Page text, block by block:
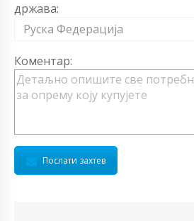
држава:
Руска Федерација
Коментар:
Послати захтев